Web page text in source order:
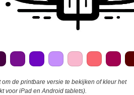
de printbare versie te bekijken of kleur het
voor iPad en Android tablets).